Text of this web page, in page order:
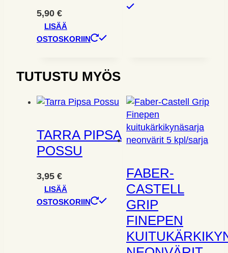
5,90 €
LISÄÄ
OSTOSKORIIN
valinnat
tuotteen
sivulla.
TUTUSTU MYÖS
TARRA PIPSA
POSSU
3,95 €
LISÄÄ
OSTOSKORIIN
FABER-
CASTELL
GRIP
FINEPEN